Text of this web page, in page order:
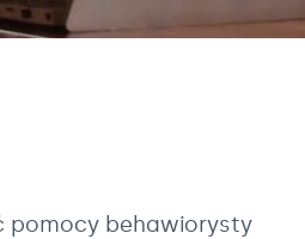
pomocy behawiorysty